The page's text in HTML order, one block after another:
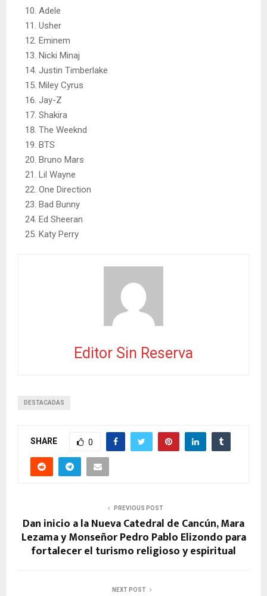
Adele
Usher
Eminem
Nicki Minaj
Justin Timberlake
Miley Cyrus
Jay-Z
Shakira
The Weeknd
BTS
Bruno Mars
Lil Wayne
One Direction
Bad Bunny
Ed Sheeran
Katy Perry
Editor Sin Reserva
DESTACADAS
SHARE 0
PREVIOUS POST
Dan inicio a la Nueva Catedral de Cancún, Mara
Lezama y Monseñor Pedro Pablo Elizondo para
fortalecer el turismo religioso y espiritual
NEXT POST